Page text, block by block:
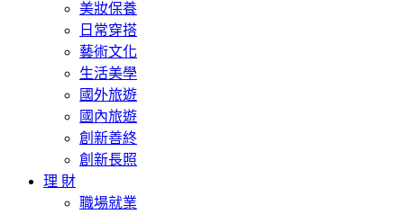
美妝保養
日常穿搭
藝術文化
生活美學
國外旅遊
國內旅遊
創新善終
創新長照
理 財
職場就業